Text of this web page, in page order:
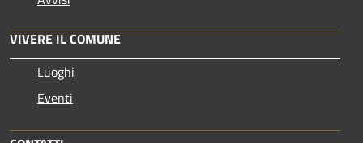
VIVERE IL COMUNE
Luoghi
Eventi